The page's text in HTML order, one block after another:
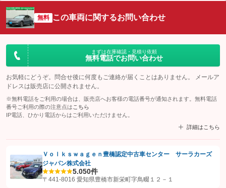
無料 この車両に関するお問い合わせ
まずは在庫確認・見積り依頼
無料電話でお問い合わせ
お気軽にどうぞ。問合せ後に何度もご連絡が届くことはありません。 メールア
ドレスは販売店に公開されません。
※無料電話をご利用の場合は、販売店へお客様の電話番号が通知されます。無料電話
番号ご利用の際の注意点は こちら
IP電話、ひかり電話からはご利用いただけません。
詳細はこちら
【STEP1】認証画面でグーネットを友だち追加してから「許可する」ボタンを押
します
Ｖｏｌｋｓｗａｇｅｎ豊橋認定中古車センター サーラカーズ
ジャパン株式会社
5.050件
〒441-8016 愛知県豊橋市新栄町字鳥畷１２－１